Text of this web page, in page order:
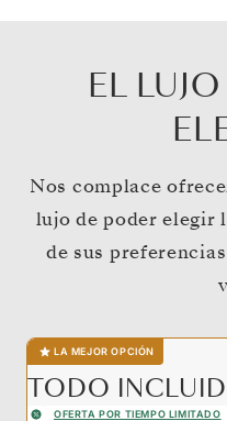
EL
Nos complace
lujo de poder elegir
de sus
LA MEJOR OPCIÓN
TODO
OFERTA POR TIEMPO LIMITADO